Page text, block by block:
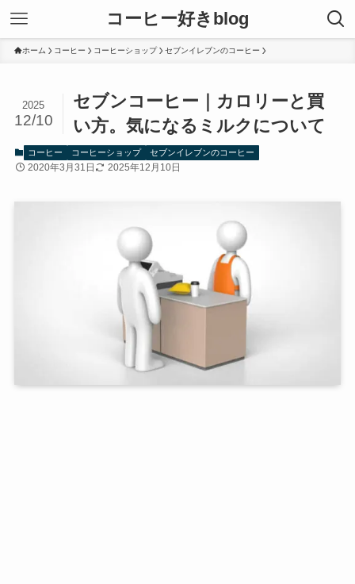
コーヒー好きblog
ホーム コーヒー コーヒーショップ セブンイレブンのコーヒー
セブンコーヒー｜カロリーと買
い方。気になるミルクについて
2025
12/10
コーヒー コーヒーショップ セブンイレブンのコーヒー
2020年3月31日 2025年12月10日